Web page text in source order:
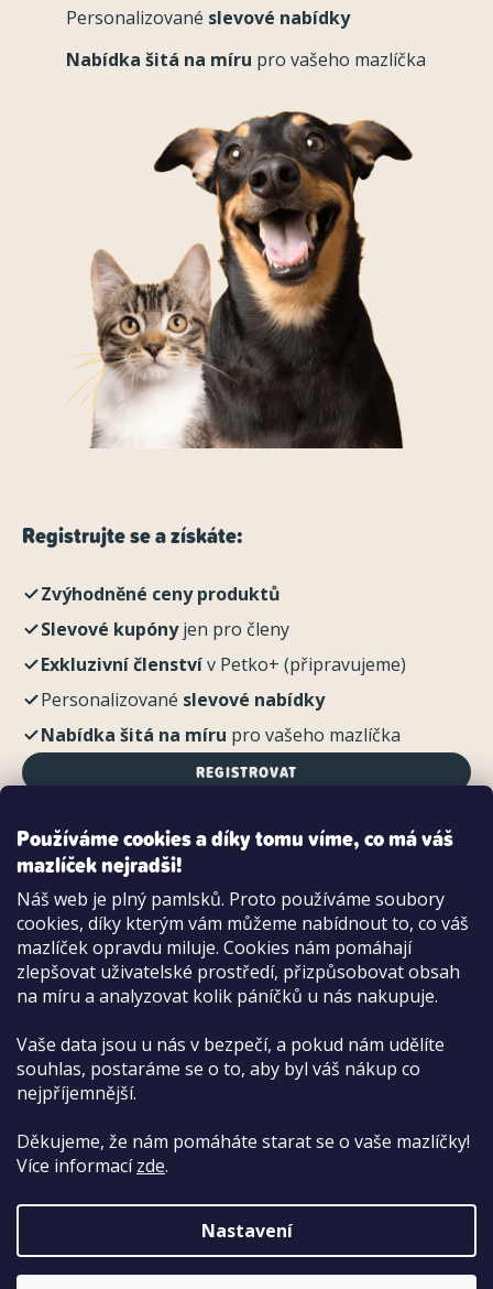
Používáme cookies a díky tomu víme, co má váš
mazlíček nejradši!
Náš web je plný pamlsků. Proto používáme soubory
cookies, díky kterým vám můžeme nabídnout to, co váš
mazlíček opravdu miluje. Cookies nám pomáhají
zlepšovat uživatelské prostředí, přizpůsobovat obsah
na míru a analyzovat kolik páníčků u nás nakupuje.
Vaše data jsou u nás v bezpečí, a pokud nám udělíte
souhlas, postaráme se o to, aby byl váš nákup co
nejpříjemnější.
Děkujeme, že nám pomáháte starat se o vaše mazlíčky!
Více informacízde.
Nastavení
Personalizované slevové nabídky
Nabídka šitá na míru pro vašeho mazlíčka
Registrujte se a získáte:
Zvýhodněné ceny produktů
Slevové kupónyjen pro členy
Exkluzivní členstvív Petko+ (připravujeme)
Personalizované slevové nabídky
Nabídka šitá na míru pro vašeho mazlíčka
REGISTROVAT
Možnosti platby:
Dobírkou
Hotově i kartou na pobočce